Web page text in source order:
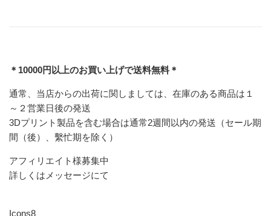
＊10000円以上のお買い上げで送料無料＊
通常、当店からの出荷に関しましては、在庫のある商品は１
～２営業日後の発送
3Dプリント製品を含む場合は通常2週間以内の発送（セール期
間（後）、繫忙期を除く）
アフィリエイト様募集中
詳しくはメッセージにて
Icons8